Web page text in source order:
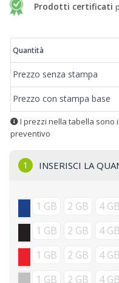
Prodotti certificati
Prezzi
Quantità
Prezzo senza stampa
Prezzo con stampa base
I prezzi nella tabella sono
preventivo
1 INSERISCI LA